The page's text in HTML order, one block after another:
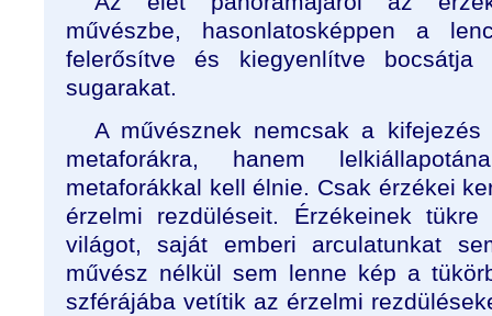
művészbe, hasonlatosképpen a
felerősítve és kiegyenlítve
sugarakat.
A művésznek nemcsak a kifejezés
metaforákra, hanem
metaforákkal kell élnie. Csak érzékei
érzelmi rezdüléseit. Érzékeinek
világot, saját emberi arculatunkat
művész nélkül sem lenne kép a
szférájába vetítik az érzelmi